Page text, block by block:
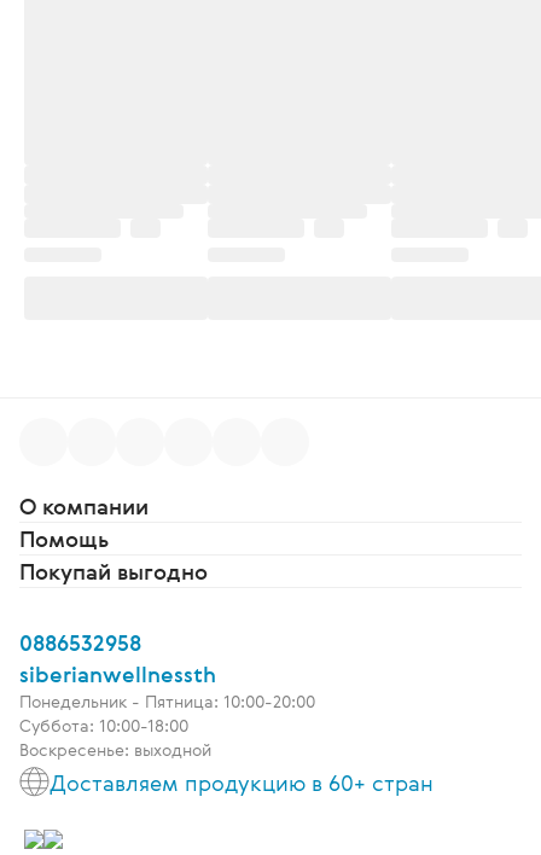
О компании
Помощь
Покупай выгодно
0886532958
siberianwellnessth
Понедельник - Пятница: 10:00-20:00
Суббота: 10:00-18:00
Воскресенье: выходной
Доставляем продукцию в 60+ стран